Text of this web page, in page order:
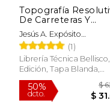
Topografía
De Carreteras Y
Túneles
Jesús A. Expósito
Fernández De Bata
(1)
Librería Técnica Bellisco,
Edición, Tapa Blanda,
Usado